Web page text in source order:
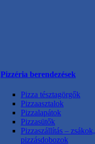
Pizzéria berendezések
Pizza tésztagörgők
Pizzaasztalok
Pizzalapátok
Pizzasütők
Pizzaszállítás – zsákok,
pizzásdobozok